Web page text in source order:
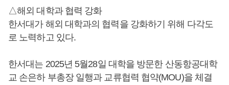
△해외 대학과 협력 강화
한서대가 해외 대학과의 협력을 강화하기 위해 다각도
로 노력하고 있다.
한서대는 2025년 5월28일 대학을 방문한 산동항공대학
교 손은하 부총장 일행과 교류협력 협약(MOU)을 체결